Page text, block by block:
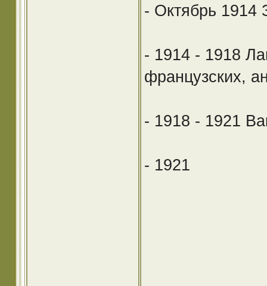
- Октябрь 1914
- 1914 - 1918
французских,
- 1918 - 1921
- 1921